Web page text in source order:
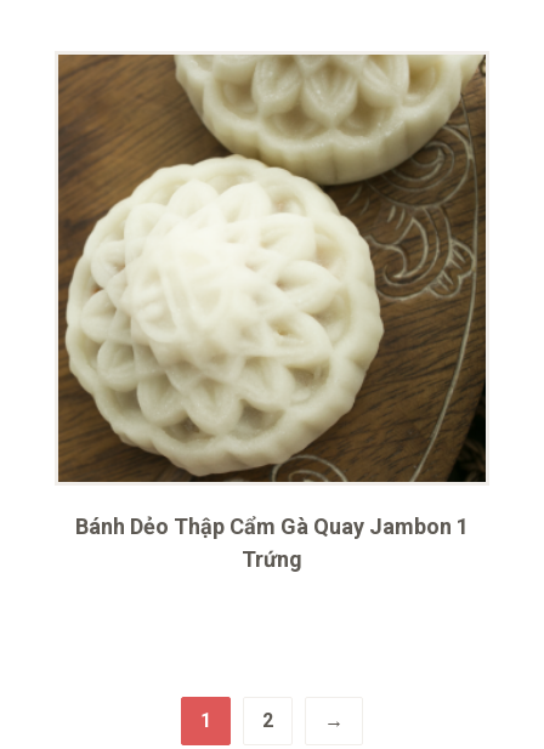
Bánh Dẻo Thập Cẩm Gà Quay Jambon 1
Trứng
1 2 →